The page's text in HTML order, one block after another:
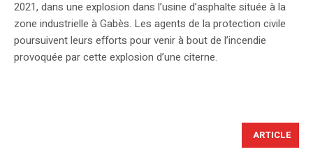
2021, dans une explosion dans l’usine d’asphalte située à la
zone industrielle à Gabès. Les agents de la protection civile
poursuivent leurs efforts pour venir à bout de l’incendie
provoquée par cette explosion d’une citerne.
ARTICLE